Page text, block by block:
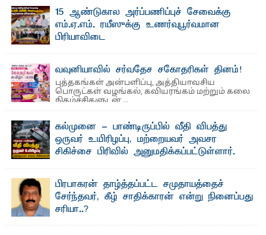
ஜே. எப். காமிலா பேகம்- இ லங்கை அரசாங்கம் அரசுசாரா
அமைப்புகள் (NGO) தொடர்பான புதிய சட்டமூலத்தை ...
15 ஆண்டுகால அர்ப்பணிப்புச் சேவைக்கு
எம்.ஏ.எம். ரயீஸுக்கு உணர்வுபூர்வமான
பிரியாவிடை
வவுனியாவில் சர்வதேச சகோதரிகள் தினம்!
புத்தகங்கள் அன்பளிப்பு, அத்தியாவசிய
பொருட்கள் வழங்கல், கவியரங்கம் மற்றும் கலை
நிகழ்ச்சிகளுடன் ...
கல்முனை - பாண்டிருப்பில் வீதி விபத்து
ஒருவர் உயிரிழப்பு, மற்றையவர் அவசர
சிகிச்சை பிரிவில் அனுமதிக்கப்பட்டுள்ளார்.
பாண்டிருப்பு ...பிரபாகரன் தாழ்த்தப்பட்ட சமுதாயத்தைச்
சேர்ந்தவர், கீழ் சாதிக்காரன் என்று நினைப்பது
சரியா..?